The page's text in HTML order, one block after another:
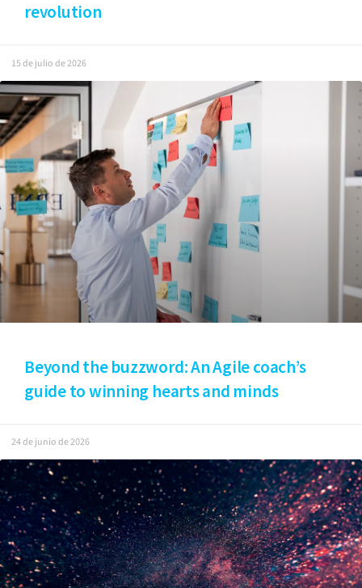
revolution
15 de julio de 2026
Beyond the buzzword: An Agile coach’s
guide to winning hearts and minds
24 de junio de 2026